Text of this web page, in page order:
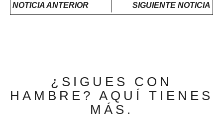
NOTICIA ANTERIOR SIGUIENTE NOTICIA
¿SIGUES CON
HAMBRE? AQUÍ TIENES
MÁS.